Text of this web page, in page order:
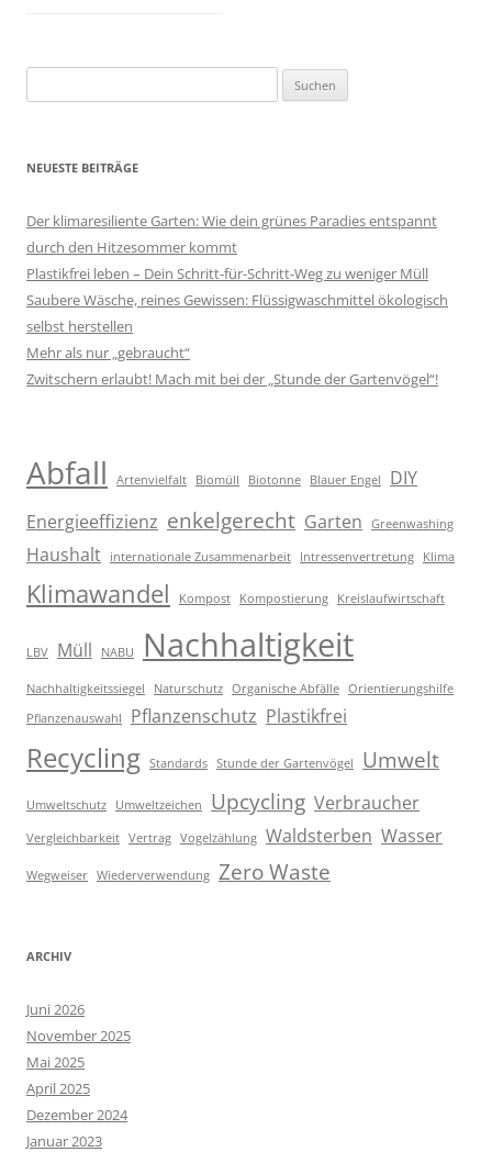
nach:
NEUESTE BEITRÄGE
Der klimaresiliente Garten: Wie dein grünes Paradies entspannt
durch den Hitzesommer kommt
Plastikfrei leben – Dein Schritt-für-Schritt-Weg zu weniger Müll
Saubere Wäsche, reines Gewissen: Flüssigwaschmittel ökologisch
selbst herstellen
Mehr als nur „gebraucht“
Zwitschern erlaubt! Mach mit bei der „Stunde der Gartenvögel“!
Abfall Artenvielfalt Biomüll Biotonne Blauer Engel
DIY
Energieeffizienz enkelgerecht Garten Greenwashing
Haushalt internationale Zusammenarbeit Intressenvertretung Klima
Klimawandel Kompost Kompostierung Kreislaufwirtschaft
LBV Müll NABU Nachhaltigkeit
Nachhaltigkeitssiegel Naturschutz Organische Abfälle Orientierungshilfe
Pflanzenauswahl
Pflanzenschutz Plastikfrei
Recycling Standards Stunde der Gartenvögel Umwelt
Umweltschutz Umweltzeichen Upcycling Verbraucher
Vergleichbarkeit Vertrag Vogelzählung Waldsterben Wasser
Wegweiser Wiederverwendung Zero Waste
ARCHIV
Juni 2026
November 2025
Mai 2025
April 2025
Dezember 2024
Januar 2023